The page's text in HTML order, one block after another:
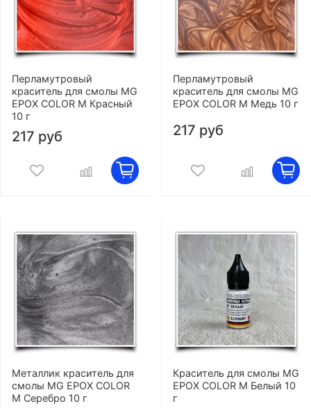
Перламутровый
краситель для смолы MG
EPOX COLOR M Красный
10 г
217 руб
Перламутровый
краситель для смолы MG
EPOX COLOR M Медь 10 г
217 руб
Металлик краситель для
смолы MG EPOX COLOR
M Серебро 10 г
Краситель для смолы MG
EPOX COLOR M Белый 10
г